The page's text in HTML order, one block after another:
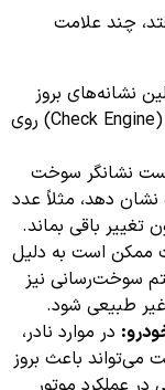
چند علامت
نشانه‌های بروز
این خطا، روشن شدن چراغ چک موتور (Check Engine) روی
نشانگر سوخت
نشان دهد، مثلاً عدد
تغییر باقی بماند.
ممکن است به دلیل
سوخت‌رسانی نیز
طبیعی شود.
در موارد نادر،
باعث بروز